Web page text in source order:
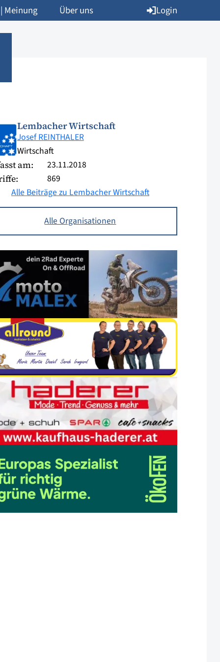
Meinung Über uns Login
Lembacher Wirtschaft
Josef REINTHALER
Wirtschaft
am: 23.11.2018
869
Alle Beiträge zu Lembacher Wirtschaft
Alle Organisationen